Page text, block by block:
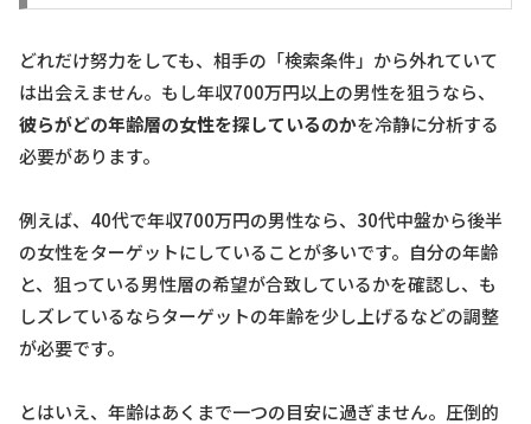
どれだけ努力をしても、相手の「検索条件」から外れていて
は出会えません。もし年収700万円以上の男性を狙うなら、
彼らがどの年齢層の女性を探しているのかを冷静に分析する
必要があります。
例えば、40代で年収700万円の男性なら、30代中盤から後半
の女性をターゲットにしていることが多いです。自分の年齢
と、狙っている男性層の希望が合致しているかを確認し、も
しズレているならターゲットの年齢を少し上げるなどの調整
が必要です。
とはいえ、年齢はあくまで一つの目安に過ぎません。圧倒的